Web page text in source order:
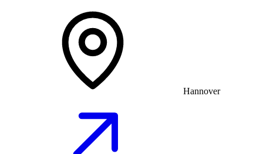
Hannover